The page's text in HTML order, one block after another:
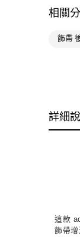
相關
飾帶
詳細
這款
飾帶